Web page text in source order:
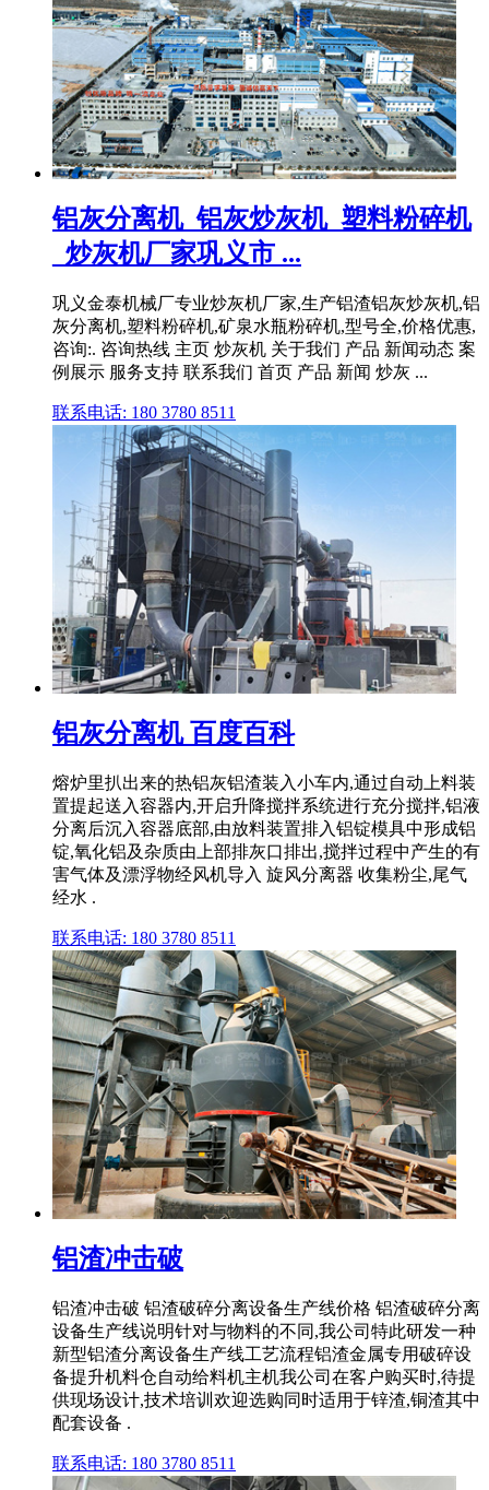
铝灰分离机_铝灰炒灰机_塑料粉碎机
_炒灰机厂家巩义市 ...
巩义金泰机械厂专业炒灰机厂家,生产铝渣铝灰炒灰机,铝
灰分离机,塑料粉碎机,矿泉水瓶粉碎机,型号全,价格优惠,
咨询:. 咨询热线 主页 炒灰机 关于我们 产品 新闻动态 案
例展示 服务支持 联系我们 首页 产品 新闻 炒灰 ...
联系电话: 180 3780 8511
铝灰分离机 百度百科
熔炉里扒出来的热铝灰铝渣装入小车内,通过自动上料装
置提起送入容器内,开启升降搅拌系统进行充分搅拌,铝液
分离后沉入容器底部,由放料装置排入铝锭模具中形成铝
锭,氧化铝及杂质由上部排灰口排出,搅拌过程中产生的有
害气体及漂浮物经风机导入 旋风分离器 收集粉尘,尾气
经水 .
联系电话: 180 3780 8511
铝渣冲击破
铝渣冲击破 铝渣破碎分离设备生产线价格 铝渣破碎分离
设备生产线说明针对与物料的不同,我公司特此研发一种
新型铝渣分离设备生产线工艺流程铝渣金属专用破碎设
备提升机料仓自动给料机主机我公司在客户购买时,待提
供现场设计,技术培训欢迎选购同时适用于锌渣,铜渣其中
配套设备 .
联系电话: 180 3780 8511